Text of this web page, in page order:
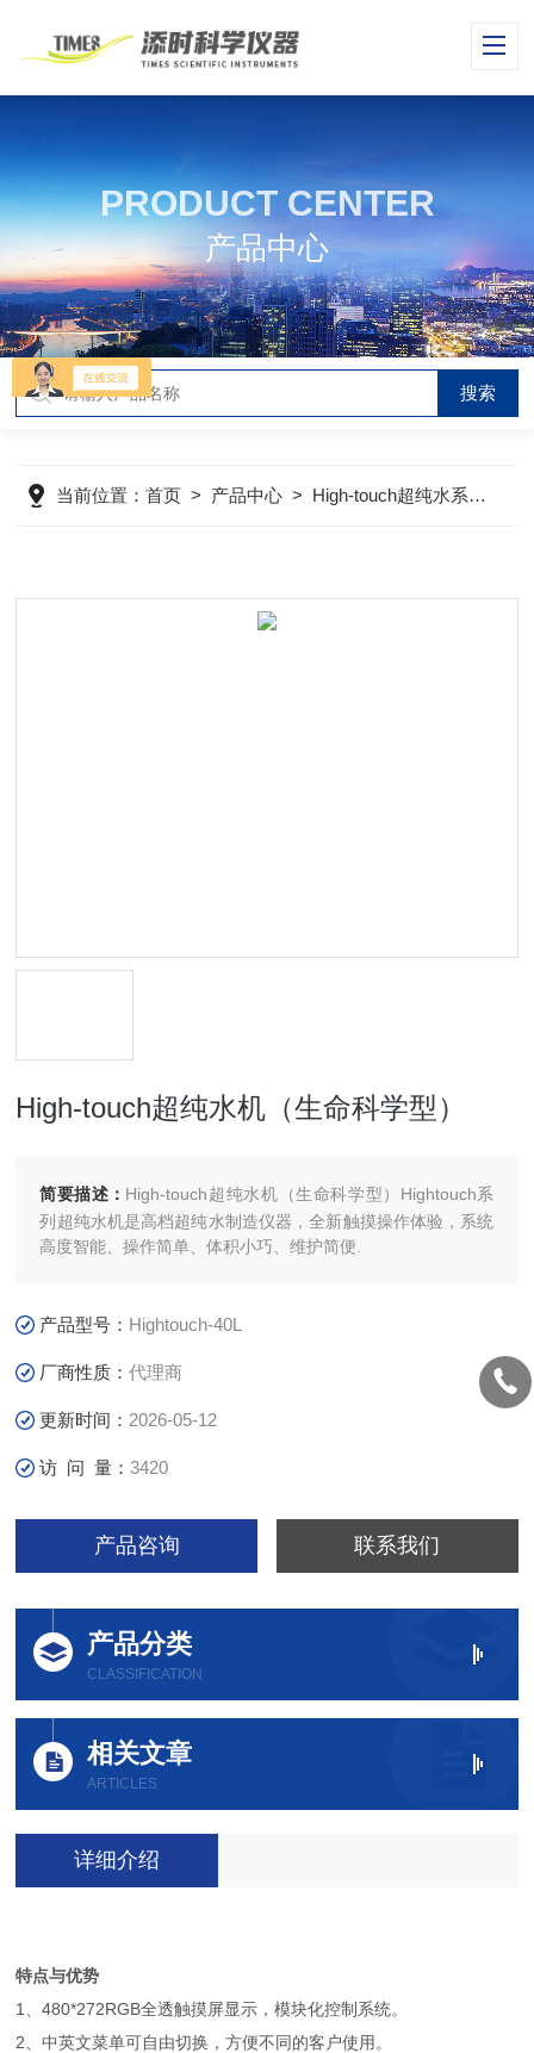
PRODUCT CENTER
产品中心
当前位置：首页 > 产品中心 > High-touch超纯水系列
High-touch超纯水机（生命科学型）
简要描述： High-touch超纯水机（生命科学型）Hightouch系
列超纯水机是高档超纯水制造仪器，全新触摸操作体验，系统
高度智能、操作简单、体积小巧、维护简便.
产品型号： Hightouch-40L
厂商性质：代理商
更新时间： 2026-05-12
访 问 量：3420
产品咨询 联系我们
产品分类
CLASSIFICATION
相关文章
ARTICLES
详细介绍
特点与优势
1、480*272RGB全透触摸屏显示，模块化控制系统。
2、中英文菜单可自由切换，方便不同的客户使用。